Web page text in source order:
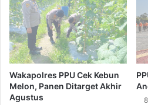
Wakapolres PPU Cek Kebun
Melon, Panen Ditarget Akhir
Agustus